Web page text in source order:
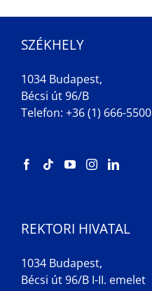
SZÉKHELY
1034 Budapest,
Bécsi út 96/B
Telefon: +36 (1) 666-5500
REKTORI HIVATAL
1034 Budapest,
Bécsi út 96/B I-II. emelet